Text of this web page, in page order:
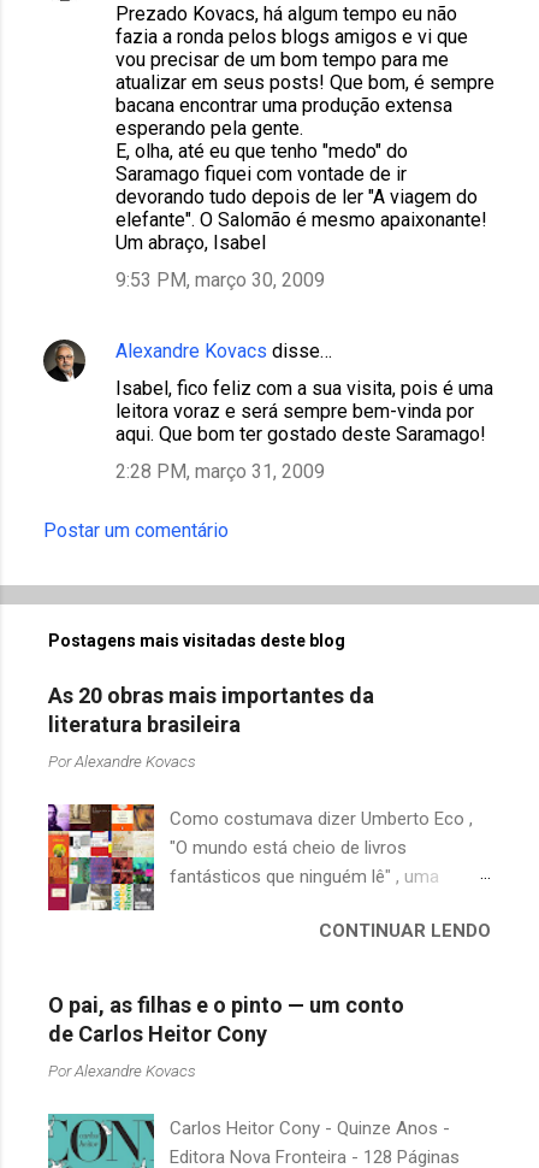
Prezado Kovacs, há algum tempo eu não
fazia a ronda pelos blogs amigos e vi que
vou precisar de um bom tempo para me
atualizar em seus posts! Que bom, é sempre
bacana encontrar uma produção extensa
esperando pela gente.
E, olha, até eu que tenho "medo" do
Saramago fiquei com vontade de ir
devorando tudo depois de ler "A viagem do
elefante". O Salomão é mesmo apaixonante!
Um abraço, Isabel
9:53 PM, março 30, 2009
Alexandre Kovacs disse…
Isabel, fico feliz com a sua visita, pois é uma
leitora voraz e será sempre bem-vinda por
aqui. Que bom ter gostado deste Saramago!
2:28 PM, março 31, 2009
Postar um comentário
Postagens mais visitadas deste blog
As 20 obras mais importantes da
literatura brasileira
PorAlexandre Kovacs
Como costumava dizer Umberto Eco ,
"O mundo está cheio de livros
fantásticos que ninguém lê" , uma
quando falamos de clássicos da
escritores brasileiros, somos forçados
a uma avaliação burocrática na escola e
acabamos adquirindo uma certa
antipatia a determinado livro ou autor
justamente o contrário. É surpreendente
CONTINUAR LENDO
O pai, as filhas e o pinto — um conto
de Carlos Heitor Cony
PorAlexandre Kovacs
Carlos Heitor Cony - Quinze Anos -
Editora Nova Fronteira - 128 Páginas